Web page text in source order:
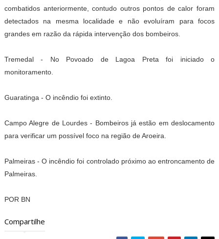
combatidos anteriormente, contudo outros pontos de calor foram
detectados na mesma localidade e não evoluíram para focos
grandes em razão da rápida intervenção dos bombeiros.
Tremedal - No Povoado de Lagoa Preta foi iniciado o
monitoramento.
Guaratinga - O incêndio foi extinto.
Campo Alegre de Lourdes - Bombeiros já estão em deslocamento
para verificar um possível foco na região de Aroeira.
Palmeiras - O incêndio foi controlado próximo ao entroncamento de
Palmeiras.
POR BN
Compartilhe